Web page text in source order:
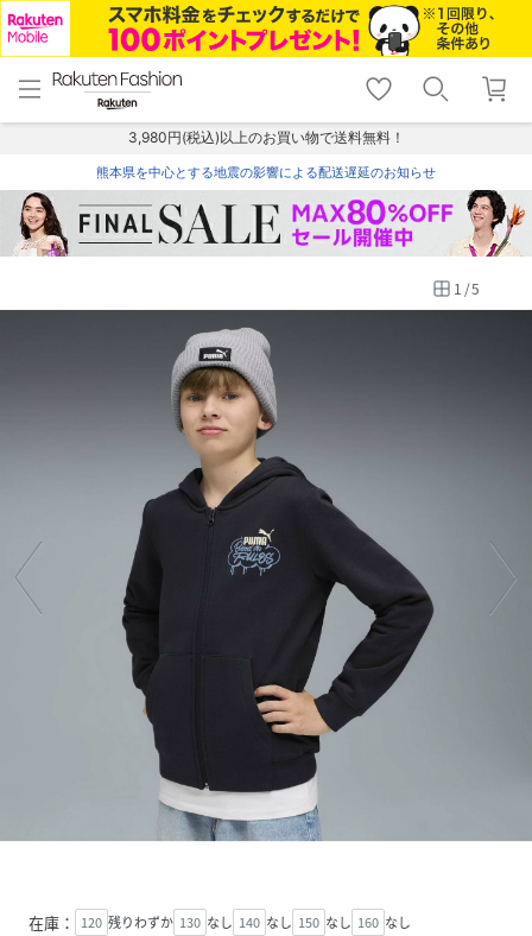
menu home
トップ
shopping_cart lock_outline
ログイン
3,980円(税込)以上のお買い物で送料無料！
熊本県を中心とする地震の影響による配送遅延のお知らせ
1 /5
在庫： 120 残りわずか 130 なし 140 なし 150 なし 160 なし